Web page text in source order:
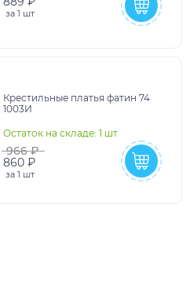
за 1 шт
Крестильные платья фатин 74
1003И
Остаток на складе: 1 шт
966 ₽
860 ₽
за 1 шт